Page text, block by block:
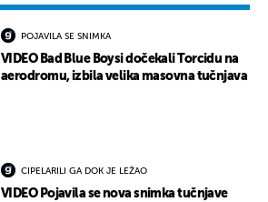
POJAVILA SE SNIMKA
VIDEO Bad Blue Boysi dočekali Torcidu na
aerodromu, izbila velika masovna tučnjava
CIPELARILI GA DOK JE LEŽAO
VIDEO Pojavila se nova snimka tučnjave